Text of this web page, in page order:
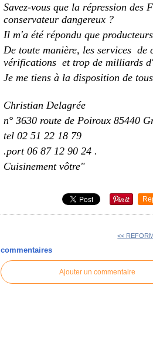
Savez-vous que la répression
conservateur dangereux ?
Il m'a été répondu que
De toute manière, les services
vérifications et trop de milliards
Je me tiens à la disposition de
Christian Delagrée
n° 3630 route de Poiroux 85440
tel 02 51 22 18 79
.port 06 87 12 90 24 .
Cuisinement vôtre"
<<
commentaires
Ajouter un commentaire